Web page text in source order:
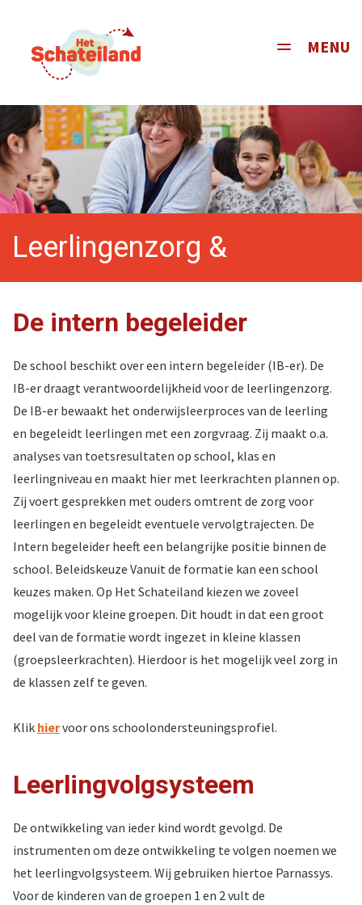
Toggle
MENU
Leerlingenzorg &
begeleiding
De intern begeleider
De school beschikt over een intern begeleider (IB-er). De
IB-er draagt verantwoordelijkheid voor de leerlingenzorg.
De IB-er bewaakt het onderwijsleerproces van de leerling
en begeleidt leerlingen met een zorgvraag. Zij maakt o.a.
analyses van toetsresultaten op school, klas en
leerlingniveau en maakt hier met leerkrachten plannen op.
Zij voert gesprekken met ouders omtrent de zorg voor
leerlingen en begeleidt eventuele vervolgtrajecten. De
Intern begeleider heeft een belangrijke positie binnen de
school. Beleidskeuze Vanuit de formatie kan een school
keuzes maken. Op Het Schateiland kiezen we zoveel
mogelijk voor kleine groepen. Dit houdt in dat een groot
deel van de formatie wordt ingezet in kleine klassen
(groepsleerkrachten). Hierdoor is het mogelijk veel zorg in
de klassen zelf te geven.
Klik hiervoor ons schoolondersteuningsprofiel.
Leerlingvolgsysteem
De ontwikkeling van ieder kind wordt gevolgd. De
instrumenten om deze ontwikkeling te volgen noemen we
het leerlingvolgsysteem. Wij gebruiken hiertoe Parnassys.
Voor de kinderen van de groepen 1 en 2 vult de